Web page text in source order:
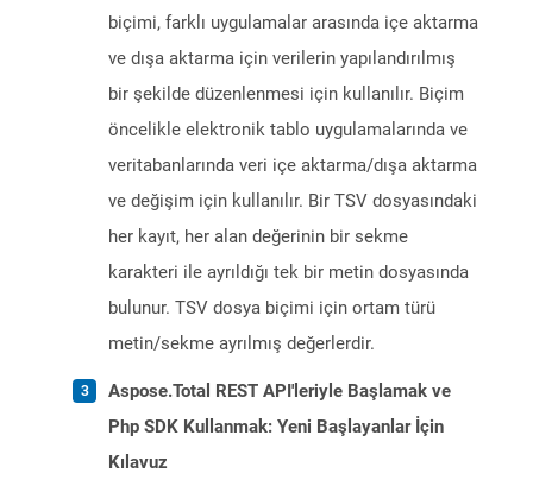
biçimi, farklı uygulamalar arasında içe aktarma
ve dışa aktarma için verilerin yapılandırılmış
bir şekilde düzenlenmesi için kullanılır. Biçim
öncelikle elektronik tablo uygulamalarında ve
veritabanlarında veri içe aktarma/dışa aktarma
ve değişim için kullanılır. Bir TSV dosyasındaki
her kayıt, her alan değerinin bir sekme
karakteri ile ayrıldığı tek bir metin dosyasında
bulunur. TSV dosya biçimi için ortam türü
metin/sekme ayrılmış değerlerdir.
Aspose.Total REST API'leriyle Başlamak ve
Php SDK Kullanmak: Yeni Başlayanlar İçin
Kılavuz